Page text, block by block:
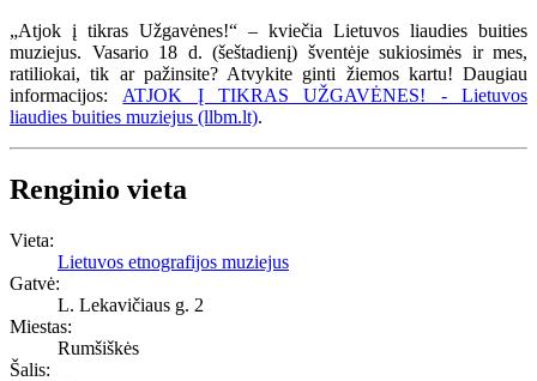
„Atjok į tikras Užgavėnes!“ – kviečia Lietuvos liaudies buities
muziejus. Vasario 18 d. (šeštadienį) šventėje sukiosimės ir mes,
ratiliokai, tik ar pažinsite? Atvykite ginti žiemos kartu! Daugiau
informacijos: ATJOK Į TIKRAS UŽGAVĖNES! - Lietuvos
liaudies buities muziejus (llbm.lt).
Renginio vieta
Vieta:
Lietuvos etnografijos muziejus
Gatvė:
L. Lekavičiaus g. 2
Miestas:
Rumšiškės
Šalis: